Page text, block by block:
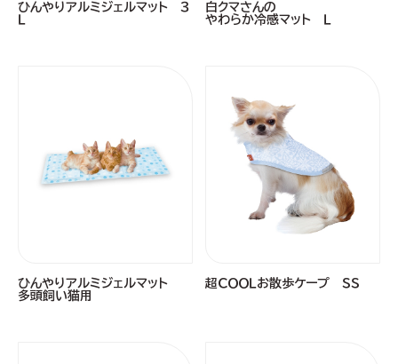
ひんやりアルミジェルマット ３
Ｌ
白クマさんの
やわらか冷感マット Ｌ
ひんやりアルミジェルマット
多頭飼い猫用
超ＣＯＯＬお散歩ケープ ＳＳ